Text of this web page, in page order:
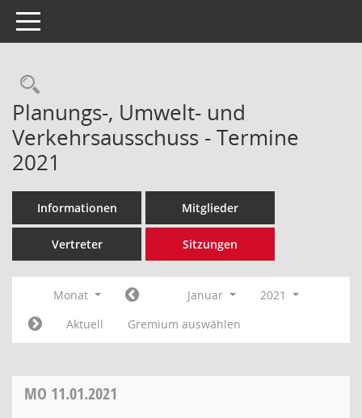
Toggle navigation
Rechercheauswahl
Planungs-, Umwelt- und
Verkehrsausschuss - Termine
2021
Informationen Mitglieder
Vertreter Sitzungen
Monat Januar
2021
Aktuell
Gremium auswählen
MO 11.01.2021